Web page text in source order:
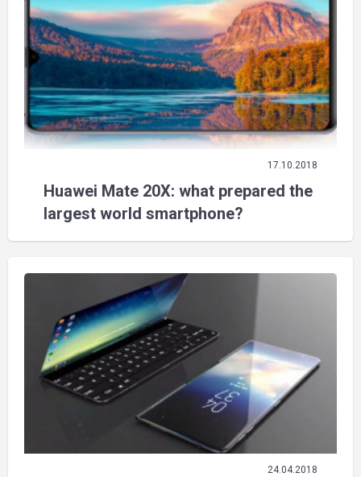
17.10.2018
Huawei Mate 20X: what prepared the
largest world smartphone?
24.04.2018